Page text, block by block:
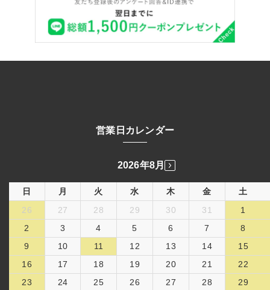
営業日カレンダー
2026年8月
日 月 火 水 木 金
土
26
27 28 29 30 31
1
2
3 4 5 6 7
8
9
10 11 12 13 14
15
16
17 18 19 20 21
22
23
24 25 26 27 28
29